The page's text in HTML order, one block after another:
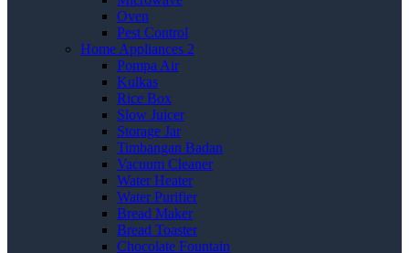
Oven
Pest Control
Home Appliances 2
Pompa Air
Kulkas
Rice Box
Slow Juicer
Storage Jar
Timbangan Badan
Vacuum Cleaner
Water Heater
Water Purifier
Bread Maker
Bread Toaster
Chocolate Fountain